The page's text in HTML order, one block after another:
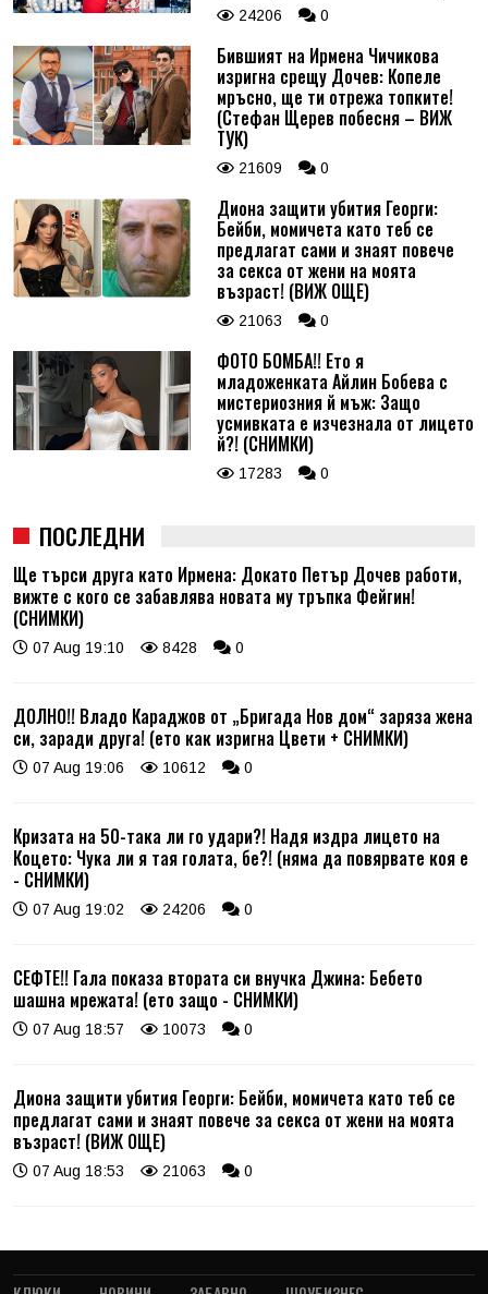
24206 0
Бившият на Ирмена Чичикова
изригна срещу Дочев: Копеле
мръсно, ще ти отрежа топките!
(Стефан Щерев побесня – ВИЖ
ТУК)
21609 0
Диона защити убития Георги:
Бейби, момичета като теб се
предлагат сами и знаят повече
за секса от жени на моята
възраст! (ВИЖ ОЩЕ)
21063 0
ФОТО БОМБА!! Ето я
младоженката Айлин Бобева с
мистериозния й мъж: Защо
усмивката е изчезнала от лицето
й?! (СНИМКИ)
17283 0
ПОСЛЕДНИ
Ще търси друга като Ирмена: Докато Петър Дочев работи,
вижте с кого се забавлява новата му тръпка Фейгин!
(СНИМКИ)
07 Aug 19:10 8428 0
ДОЛНО!! Владо Караджов от „Бригада Нов дом“ заряза жена
си, заради друга! (ето как изригна Цвети + СНИМКИ)
07 Aug 19:06 10612 0
Кризата на 50-така ли го удари?! Надя издра лицето на
Коцето: Чука ли я тая голата, бе?! (няма да повярвате коя е
- СНИМКИ)
07 Aug 19:02 24206 0
СЕФТЕ!! Гала показа втората си внучка Джина: Бебето
шашна мрежата! (ето защо - СНИМКИ)
07 Aug 18:57 10073 0
Диона защити убития Георги: Бейби, момичета като теб се
предлагат сами и знаят повече за секса от жени на моята
възраст! (ВИЖ ОЩЕ)
07 Aug 18:53 21063 0